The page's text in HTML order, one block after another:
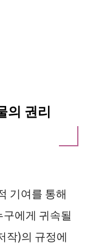
의 권리
기여를 통해
에게 귀속될
작)의 규정에